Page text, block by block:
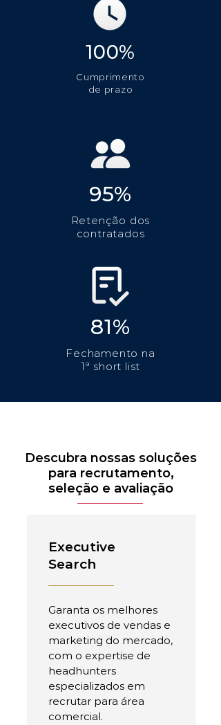
100%
Cumprimento
de prazo
95%
Retenção dos
contratados
81%
Fechamento na
1ª short list
Descubra nossas soluções
para recrutamento,
seleção e avaliação
Executive
Search
Garanta os melhores
executivos de vendas e
marketing do mercado,
com o expertise de
headhunters
especializados em
recrutar para área
comercial.